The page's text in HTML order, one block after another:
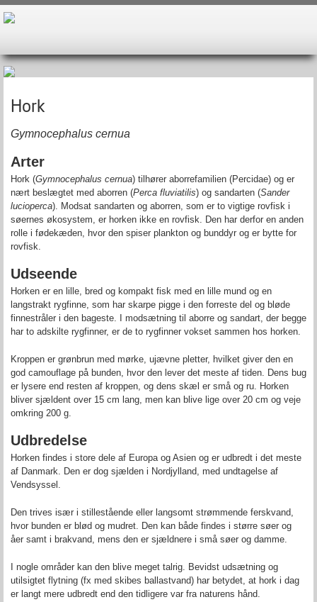
Hork
Gymnocephalus cernua
Arter
Hork (Gymnocephalus cernua) tilhører aborrefamilien (Percidae) og er
nært beslægtet med aborren (Perca fluviatilis) og sandarten (Sander
lucioperca). Modsat sandarten og aborren, som er to vigtige rovfisk i
søernes økosystem, er horken ikke en rovfisk. Den har derfor en anden
rolle i fødekæden, hvor den spiser plankton og bunddyr og er bytte for
rovfisk.
Udseende
Horken er en lille, bred og kompakt fisk med en lille mund og en
langstrakt rygfinne, som har skarpe pigge i den forreste del og bløde
finnestråler i den bageste. I modsætning til aborre og sandart, der begge
har to adskilte rygfinner, er de to rygfinner vokset sammen hos horken.
Kroppen er grønbrun med mørke, ujævne pletter, hvilket giver den en
god camouflage på bunden, hvor den lever det meste af tiden. Dens bug
er lysere end resten af kroppen, og dens skæl er små og ru. Horken
bliver sjældent over 15 cm lang, men kan blive lige over 20 cm og veje
omkring 200 g.
Udbredelse
Horken findes i store dele af Europa og Asien og er udbredt i det meste
af Danmark. Den er dog sjælden i Nordjylland, med undtagelse af
Vendsyssel.
Den trives især i stillestående eller langsomt strømmende ferskvand,
hvor bunden er blød og mudret. Den kan både findes i større søer og
åer samt i brakvand, mens den er sjældnere i små søer og damme.
I nogle områder kan den blive meget talrig. Bevidst udsætning og
utilsigtet flytning (fx med skibes ballastvand) har betydet, at hork i dag
er langt mere udbredt end den tidligere var fra naturens hånd.